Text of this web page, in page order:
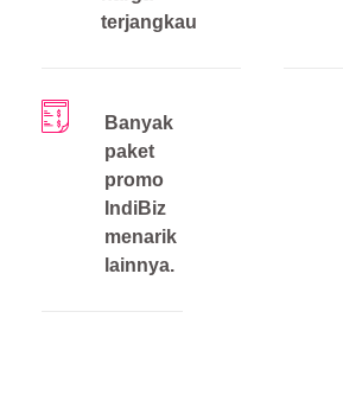
terjangkau
Banyak
paket
promo
IndiBiz
menarik
lainnya.